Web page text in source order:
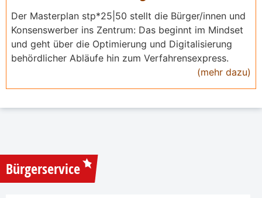
Der Masterplan stp*25|50 stellt die Bürger/innen und
Konsenswerber ins Zentrum: Das beginnt im Mindset
und geht über die Optimierung und Digitalisierung
behördlicher Abläufe hin zum Verfahrensexpress.
(mehr dazu)
Bürgerservice